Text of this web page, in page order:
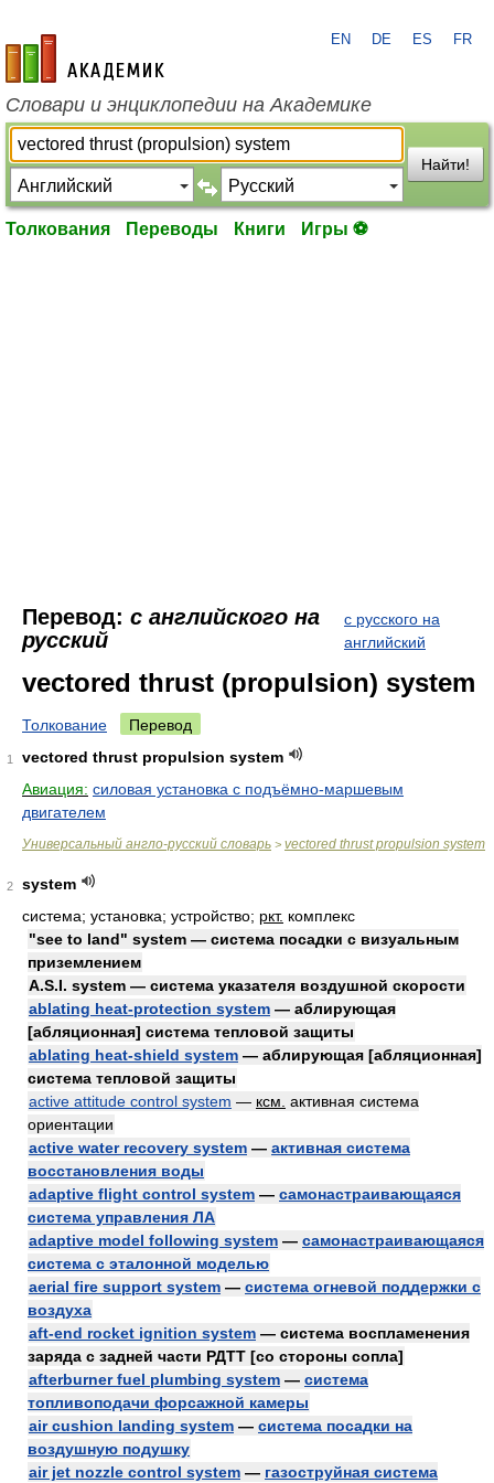
academic.ru
EN DE ES FR
Словари и энциклопедии на Академике
Найти!
Толкования Переводы Книги Игры ⚽
Перевод: с английского на
русский
с русского на
английский
vectored thrust (propulsion) system
Толкование Перевод
1
vectored thrust propulsion system
Авиация: силовая установка с подъёмно-маршевым
двигателем
Универсальный англо-русский словарь > vectored thrust propulsion system
2
system
система; установка; устройство; ркт. комплекс
"see to land" system — система посадки с визуальным
приземлением
A.S.I. system — система указателя воздушной скорости
ablating heat-protection system — аблирующая
[абляционная] система тепловой защиты
ablating heat-shield system — аблирующая [абляционная]
система тепловой защиты
active attitude control system — ксм. активная система
ориентации
active water recovery system — активная система
восстановления воды
adaptive flight control system — самонастраивающаяся
система управления ЛА
adaptive model following system — самонастраивающаяся
система с эталонной моделью
aerial fire support system — система огневой поддержки с
воздуха
aft-end rocket ignition system — система воспламенения
заряда с задней части РДТТ [со стороны сопла]
afterburner fuel plumbing system — система
топливоподачи форсажной камеры
air cushion landing system — система посадки на
воздушную подушку
air jet nozzle control system — газоструйная система